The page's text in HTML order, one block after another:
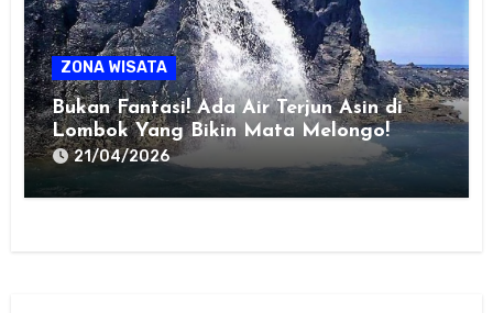
ZONA WISATA
Bukan Fantasi! Ada Air Terjun Asin di
Lombok Yang Bikin Mata Melongo!
21/04/2026